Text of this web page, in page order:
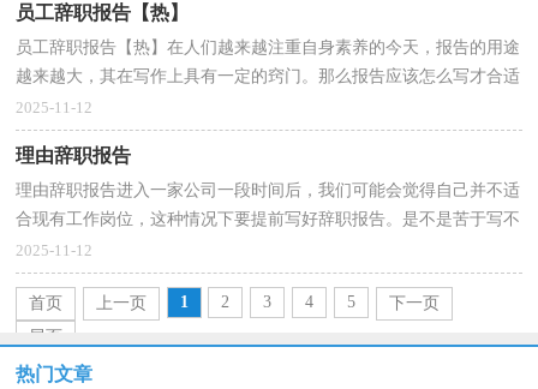
员工辞职报告【热】
员工辞职报告【热】在人们越来越注重自身素养的今天，报告的用途
越来越大，其在写作上具有一定的窍门。那么报告应该怎么写才合适
呢？以下是小编收集整理的员工辞职报告，希望能够帮...
2025-11-12
理由辞职报告
理由辞职报告进入一家公司一段时间后，我们可能会觉得自己并不适
合现有工作岗位，这种情况下要提前写好辞职报告。是不是苦于写不
出正规的辞职报告呢？以下是小编帮大家整理的理由...
2025-11-12
首页 上一页 1 2 3 4 5
下一页
尾页
热门文章